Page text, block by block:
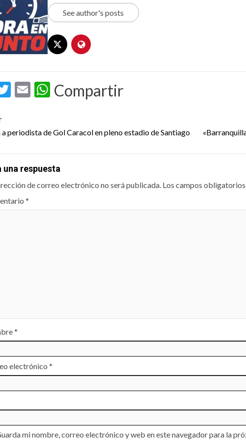
See author's posts
Twitter
EmailWhatsApp
Compartir
periodista de Gol Caracol en pleno estadio de Santiago
una respuesta
de correo electrónico no será publicada. Los campos
*
*
electrónico*
mi nombre, correo electrónico y web en este navegador para la